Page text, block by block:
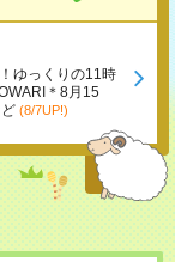
ゆっくりの11時
＊8月15
(8/7UP!)